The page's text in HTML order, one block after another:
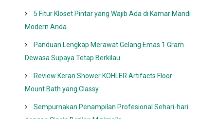
5 Fitur Kloset Pintar yang Wajib Ada di Kamar Mandi
Modern Anda
Panduan Lengkap Merawat Gelang Emas 1 Gram
Dewasa Supaya Tetap Berkilau
Review Keran Shower KOHLER Artifacts Floor
Mount Bath yang Classy
Sempurnakan Penampilan Profesional Sehari-hari